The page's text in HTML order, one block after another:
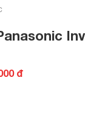
đ